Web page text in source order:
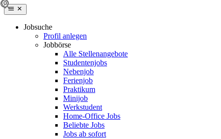
Jobsuche
Profil anlegen
Jobbörse
Alle Stellenangebote
Studentenjobs
Nebenjob
Ferienjob
Praktikum
Minijob
Werkstudent
Home-Office Jobs
Beliebte Jobs
Jobs ab sofort